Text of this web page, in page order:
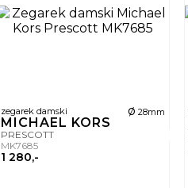
zegarek damski ø 28mm
MICHAEL KORS
PRESCOTT
MK7685
1 280,-